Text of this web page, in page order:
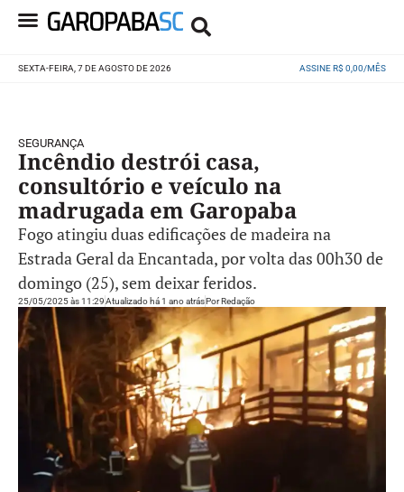
SEXTA-FEIRA, 7 DE AGOSTO DE 2026 ASSINE R$ 0,00/MÊS
SEGURANÇA
Incêndio destrói casa,
consultório e veículo na
madrugada em Garopaba
Fogo atingiu duas edificações de madeira na
Estrada Geral da Encantada, por volta das 00h30 de
domingo (25), sem deixar feridos.
25/05/2025 às 11:29Atualizado há 1 ano atrásPorRedação